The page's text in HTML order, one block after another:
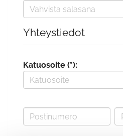
Yhteystiedot
Katuosoite (*):